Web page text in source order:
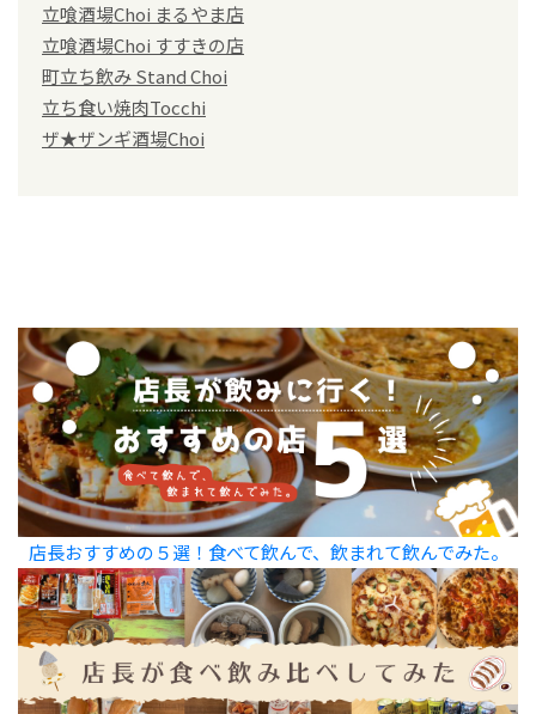
立喰酒場Choi まるやま店
立喰酒場Choi すすきの店
町立ち飲み Stand Choi
立ち食い焼肉Tocchi
ザ★ザンギ酒場Choi
店長おすすめの５選！食べて飲んで、飲まれて飲んでみた。